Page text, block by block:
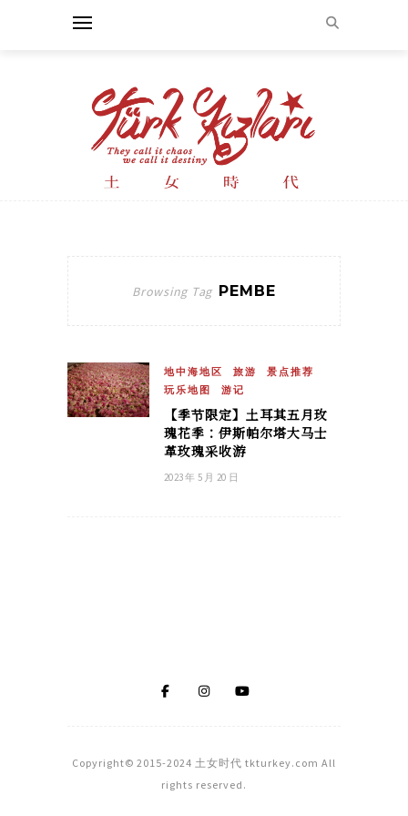
Browsing Tag PEMBE
地中海地区 旅游
景点推荐
玩乐地图
游记
【季节限定】土耳其五月玫
瑰花季：伊斯帕尔塔大马士
革玫瑰采收游
2023 年 5 月 20 日
Copyright© 2015-2024 土女时代 tkturkey.com All
rights reserved.